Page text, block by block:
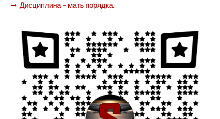
Дисциплина – мать порядка.